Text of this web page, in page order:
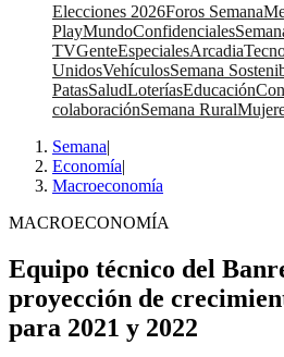
Elecciones 2026Foros Semana
PlayMundoConfidenciales
TVGenteEspecialesArcadia
UnidosVehículosSemana
PatasSaludLoteríasEducación
colaboraciónSemana Rural
Semana|
Economía|
Macroeconomía
MACROECONOMÍA
Equipo técnico del
proyección de
para 2021 y 2022